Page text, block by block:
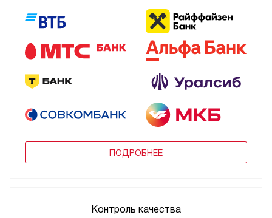
ПОДРОБНЕЕ
Контроль качества